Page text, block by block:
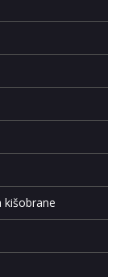
kišobrane